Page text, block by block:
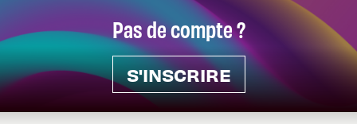
Pas de compte ?
S'INSCRIRE